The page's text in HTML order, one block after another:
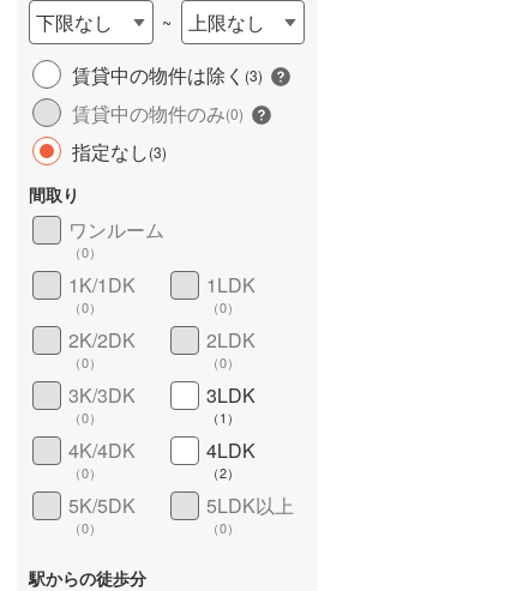
下限なし ~
上限なし
賃貸中の物件は除く (3)
賃貸中の物件のみ(0)
指定なし(3)
間取り
ワンルーム
（0）
1K/1DK
（0）
1LDK
（0）
2K/2DK
（0）
2LDK
（0）
3K/3DK
（0）
3LDK
（1 ）
4K/4DK
（0）
4LDK
（2）
5K/5DK
（0）
5LDK以上
（0）
駅からの徒歩分
長期優良住宅 ）
詳しく見る